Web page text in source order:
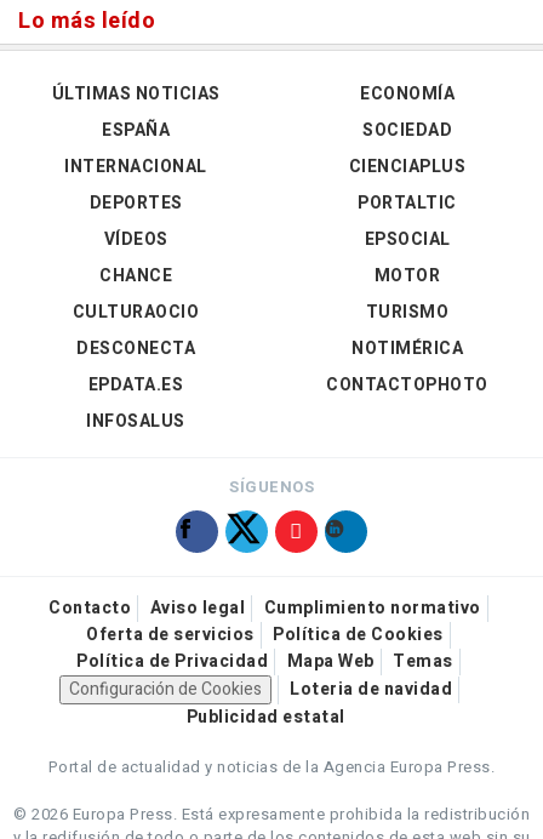
Lo más leído
ÚLTIMAS NOTICIAS
ESPAÑA
INTERNACIONAL
DEPORTES
VÍDEOS
ECONOMÍA
SOCIEDAD
CIENCIAPLUS
PORTALTIC
EPSOCIAL
CHANCE
CULTURAOCIO
DESCONECTA
EPDATA.ES
INFOSALUS
MOTOR
TURISMO
NOTIMÉRICA
CONTACTOPHOTO
SÍGUENOS
Contacto Aviso legal
Cumplimiento normativo
Oferta de servicios
Política de Cookies
Política de Privacidad
Mapa Web
Temas
Configuración de Cookies
Loteria de navidad
Publicidad estatal
Portal de actualidad y noticias de la Agencia Europa Press.
© 2026 Europa Press. Está expresamente prohibida la redistribución